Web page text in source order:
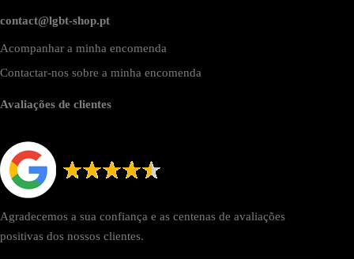
contact@lgbt-shop.pt
Acompanhar a minha encomenda
Contactar-nos sobre a minha encomenda
Avaliações de clientes
Agradecemos a sua confiança e as centenas de avaliações
positivas dos nossos clientes.